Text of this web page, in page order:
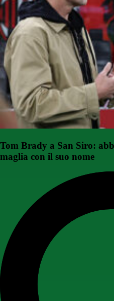
Tom Brady a San Siro:
maglia con il suo nome